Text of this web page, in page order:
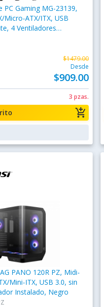
PC Gaming MG-23139,
Micro-ATX/ITX, USB
4 Ventiladores
Amarillo
$1479.00
Desde
$909.00
3 pzas.
add_shopping_cart
PANO 120R PZ, Midi-
Mini-ITX, USB 3.0, sin
Instalado, Negro